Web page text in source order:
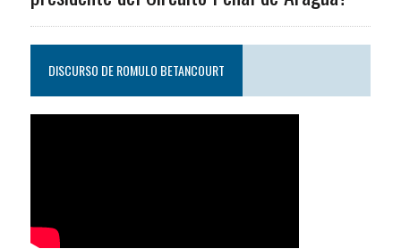
DISCURSO DE ROMULO BETANCOURT